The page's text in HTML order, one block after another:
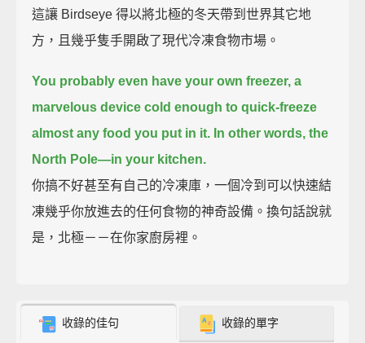
這讓 Birdseye 得以將北極的冬天帶到世界其它地
方，且幾乎隻手開啟了現代冷凍食物市場。
You probably even have your own freezer, a
marvelous device cold enough to quick-freeze
almost any food you put in it. In other words, the
North Pole—in your kitchen.
你搞不好甚至有自己的冷凍庫，一個冷到可以快速結
凍幾乎你放進去的任何食物的神奇設備。換句話說就
是，北極－－在你家廚房裡。
收錄的佳句 收錄的單字